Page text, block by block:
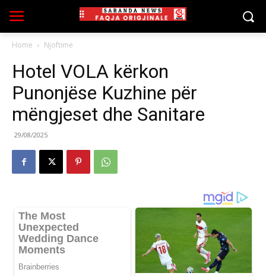
Home Njoftime
Hotel VOLA kërkon
Punonjëse Kuzhine për
mëngjeset dhe Sanitare
29/08/2025